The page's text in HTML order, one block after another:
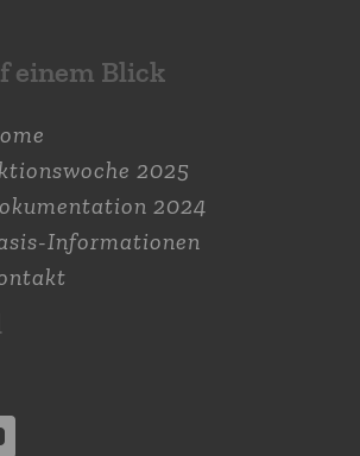
einem Blick
2025
2024
Informationen